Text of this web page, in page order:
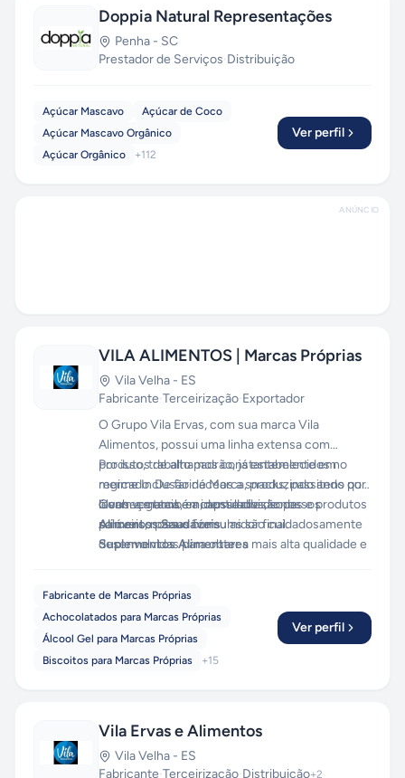
Doppia Natural Representações
Penha - SC
Prestador de Serviços·Distribuição
Açúcar Mascavo
Açúcar de Coco
Açúcar Mascavo Orgânico
Açúcar Orgânico
+112
Ver perfil
ANÚNCIO
VILA ALIMENTOS | Marcas Próprias
Vila Velha - ES
Fabricante·Terceirização·Exportador
O Grupo Vila Ervas, com sua marca Vila
Alimentos, possui uma linha extensa com
produtos de alto padrão, já estabelecidos no
mercado. De farináceos a snacks, passando por
óleos vegetais, encapsulados, sopas e produtos
solúveis, nossas fórmulas são cuidadosamente
desenvolvidas para obter a mais alta qualidade e
Por isso, trabalhamos constantemente em
regime Inclusão de Marca, produzindo itens que
levam a marca e a identidade de nossos
parceiros para o consumidor final.
Conheça também, nossa divisão de:
Alimentos Saudáveis
Suplementos Alimentares
Fabricante de Marcas Próprias
Achocolatados para Marcas Próprias
Álcool Gel para Marcas Próprias
Biscoitos para Marcas Próprias
+15
Ver perfil
Vila Ervas e Alimentos
Vila Velha - ES
Fabricante·Terceirização·Distribuição+2